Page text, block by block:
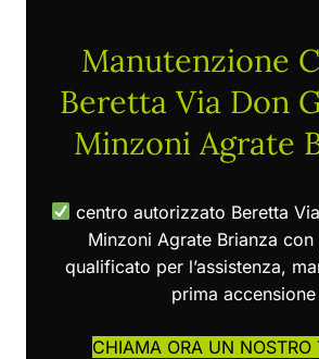
Manutenzione
Beretta Via Don
Minzoni Agrate
centro autorizzato Beretta
Minzoni Agrate Brianza con
qualificato per l’assistenza,
prima accensione
CHIAMA ORA UN NOSTRO